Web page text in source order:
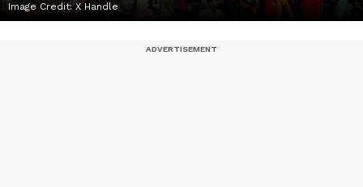
Image Credit:X Handle